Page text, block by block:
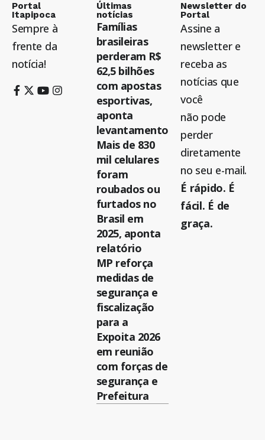
Portal
Itapipoca
Sempre à
frente da
notícia!
Últimas
notícias
Famílias
brasileiras
perderam R$
62,5 bilhões
com apostas
esportivas,
aponta
levantamento
Mais de 830
mil celulares
foram
roubados ou
furtados no
Brasil em
2025, aponta
relatório
MP reforça
medidas de
segurança e
fiscalização
para a
Expoita 2026
em reunião
com forças de
segurança e
Prefeitura
Newsletter do
Portal
Assine a
newsletter e
receba as
notícias que
você
não pode
perder
diretamente
no seu e-mail.
É rápido. É
fácil. É de
graça.